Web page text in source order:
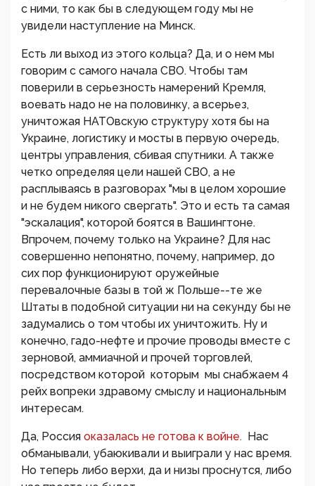
с ними, то как бы в следующем году мы не
увидели наступление на Минск.
Есть ли выход из этого кольца? Да, и о нем мы
говорим с самого начала СВО. Чтобы там
поверили в серьезность намерений Кремля,
воевать надо не на половинку, а всерьез,
уничтожая НАТОвскую структуру хотя бы на
Украине, логистику и мосты в первую очередь,
центры управления, сбивая спутники. А также
четко определяя цели нашей СВО, а не
расплываясь в разговорах "мы в целом хорошие
и не будем никого свергать". Это и есть та самая
"эскалация", которой боятся в Вашингтоне.
Впрочем, почему только на Украине? Для нас
совершенно непонятно, почему, например, до
сих пор функционируют оружейные
перевалочные базы в той ж Польше--те же
Штаты в подобной ситуации ни на секунду бы не
задумались о том чтобы их уничтожить. Ну и
конечно, гадо-нефте и прочие проводы вместе с
зерновой, аммиачной и прочей торговлей,
посредством которой которым мы снабжаем 4
рейх вопреки здравому смыслу и национальным
интересам.
Да, Россия оказалась не готова к войне. Нас
обманывали, убаюкивали и выиграли у нас время.
Но теперь либо верхи, да и низы проснутся, либо